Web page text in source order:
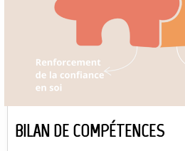
BILAN DE COMPÉTENCES